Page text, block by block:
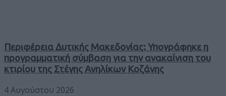
Περιφέρεια Δυτικής Μακεδονίας: Υπογράφηκε η
προγραμματική σύμβαση για την ανακαίνιση του
κτιρίου της Στέγης Ανηλίκων Κοζάνης
4 Αυγούστου 2026